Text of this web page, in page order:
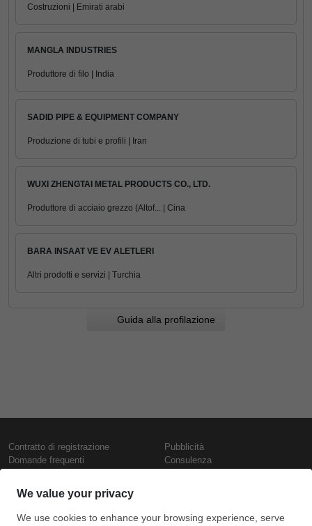
Costruzioni | Emirati arabi
MANGLA INDUSTRIES
Produttore di filo | India
SADID PIPE & EQUIPMENT COMPANY
Produzione di tubi e profili | Iran
WUXI ZHENGTAI METAL PRODUCTS CO., LTD.
Produttore di acciaio grezzo (Altof... | Cina
BARA INSAAT VE EV ALETLERI
Altri prodotti e servizi | Turchia
Guida alla profilazione
Contratto di registrazione
Domande frequenti
Presentazione
Contattaci
Termini di utilizzo
Pubblicità
Consulenza